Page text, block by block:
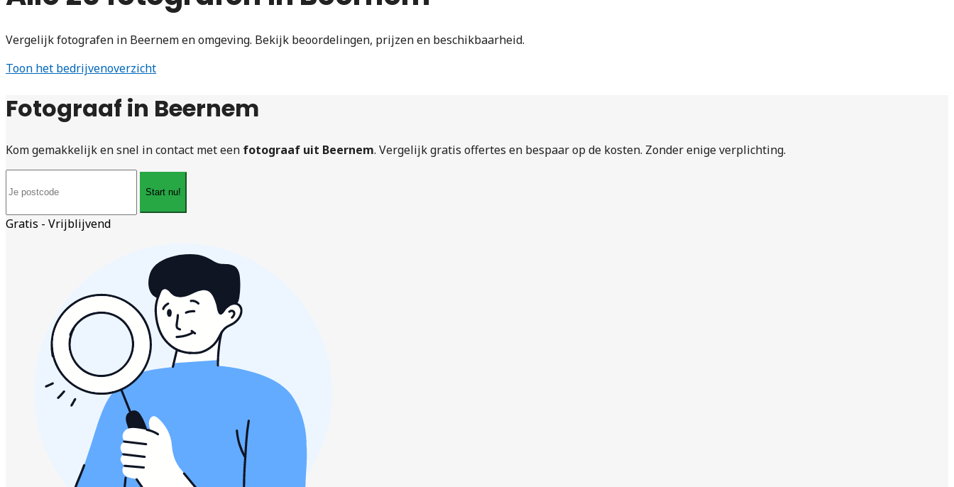
Vergelijk fotografen in Beernem en omgeving. Bekijk beoordelingen, prijzen en beschikbaarheid.
Toon het bedrijvenoverzicht
Fotograaf in Beernem
Kom gemakkelijk en snel in contact met een fotograaf uit Beernem. Vergelijk gratis offertes en bespaar op de kosten. Zonder enige verplichting.
Start nu!
Gratis - Vrijblijvend